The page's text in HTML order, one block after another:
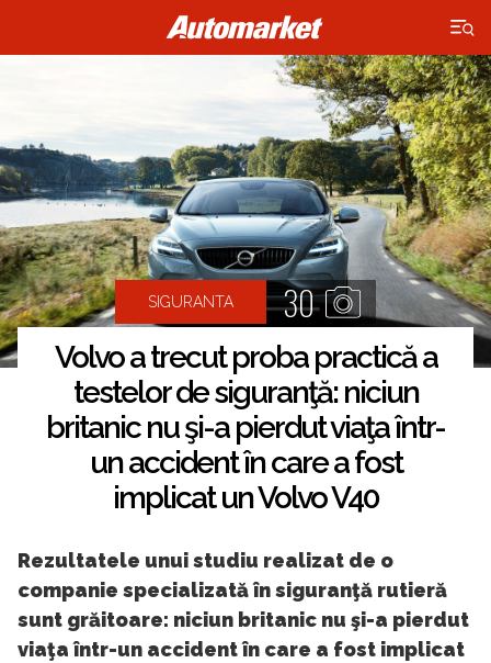
×
SIGURANTA 30
Volvo a trecut proba practică a
testelor de siguranţă: niciun
britanic nu şi-a pierdut viaţa într-
un accident în care a fost
implicat un Volvo V40
Rezultatele unui studiu realizat de o
companie specializată în siguranţă rutieră
sunt grăitoare: niciun britanic nu şi-a pierdut
viaţa într-un accident în care a fost implicat